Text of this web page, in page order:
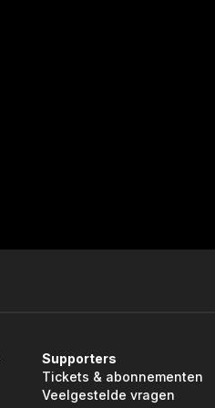
Supporters
Tickets & abonnementen
Veelgestelde vragen